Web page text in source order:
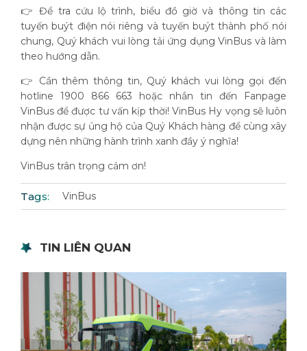
👉 Để tra cứu lộ trình, biểu đồ giờ và thông tin các
tuyến buýt điện nói riêng và tuyến buýt thành phố nói
chung, Quý khách vui lòng tải ứng dụng VinBus và làm
theo hướng dẫn.
👉 Cần thêm thông tin, Quý khách vui lòng gọi đến
hotline 1900 866 663 hoặc nhắn tin đến Fanpage
VinBus để được tư vấn kịp thời! VinBus Hy vọng sẽ luôn
nhận được sự ủng hộ của Quý Khách hàng để cùng xây
dựng nên những hành trình xanh đầy ý nghĩa!
VinBus trân trọng cảm ơn!
Tags: VinBus
TIN LIÊN QUAN